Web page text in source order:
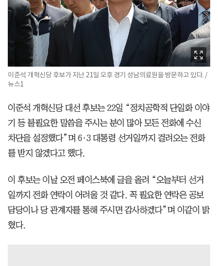
이준석 개혁신당 후보가 지난 21일 오후 경기 성남의료원을 방문하고 있다. /
뉴스1
이준석 개혁신당 대선 후보는 22일 “정치공학적 단일화 이야
기 등 불필요한 말씀을 주시는 분이 많아 모든 전화에 수신
차단을 설정했다”며 6·3 대통령 선거일까지 걸려오는 전화
를 받지 않겠다고 했다.
이 후보는 이날 오전 페이스북에 글을 올려 “오늘부터 선거
일까지 전화 연락이 어려울 것 같다. 꼭 필요한 연락은 공보
담당이나 당 관계자를 통해 주시면 감사하겠다”며 이같이 밝
혔다.